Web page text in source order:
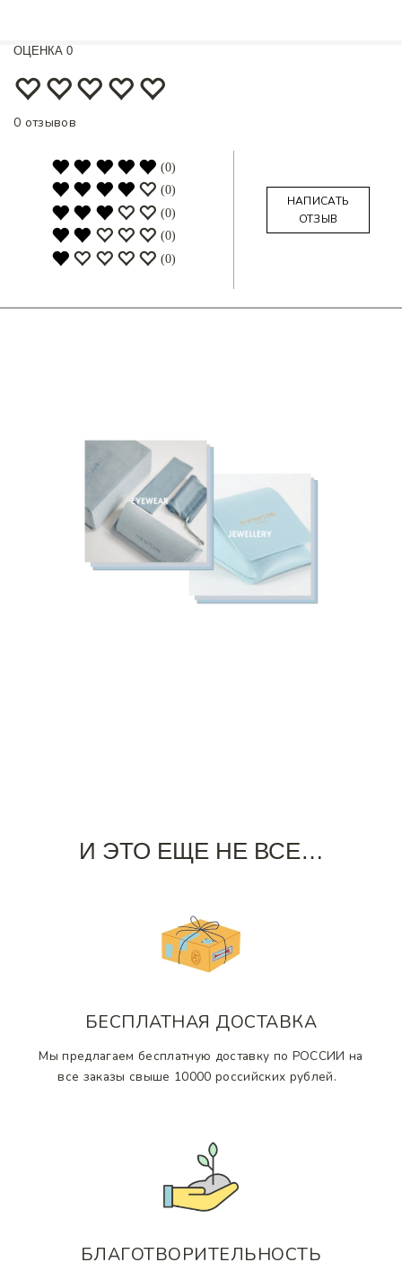
ОЦЕНКА 0
0 отзывов
(0)
(0)
(0)
(0)
(0)
НАПИСАТЬ
ОТЗЫВ
И ЭТО ЕЩЕ НЕ ВСЕ…
БЕСПЛАТНАЯ ДОСТАВКА
Мы предлагаем бесплатную доставку по РОССИИ на
все заказы свыше 10000 российских рублей.
БЛАГОТВОРИТЕЛЬНОСТЬ